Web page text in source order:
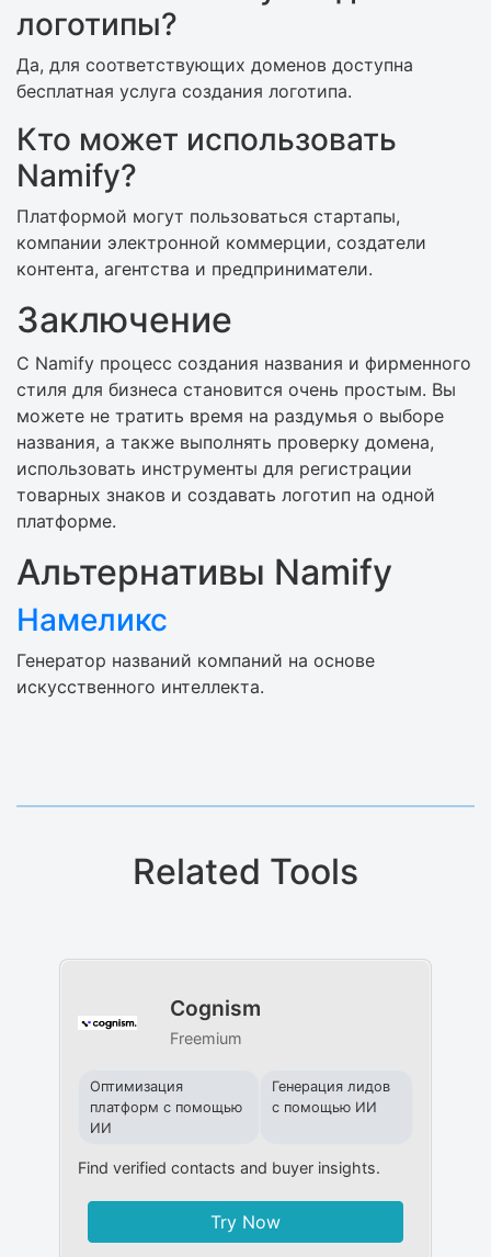
логотипы?
Да, для соответствующих доменов доступна
бесплатная услуга создания логотипа.
Кто может использовать
Namify?
Платформой могут пользоваться стартапы,
компании электронной коммерции, создатели
контента, агентства и предприниматели.
Заключение
С Namify процесс создания названия и фирменного
стиля для бизнеса становится очень простым. Вы
можете не тратить время на раздумья о выборе
названия, а также выполнять проверку домена,
использовать инструменты для регистрации
товарных знаков и создавать логотип на одной
платформе.
Альтернативы Namify
Намеликс
Генератор названий компаний на основе
искусственного интеллекта.
Related Tools
Cognism
Freemium
Оптимизация
платформ с помощью
ИИ
Генерация лидов
с помощью ИИ
Find verified contacts and buyer insights.
Try Now